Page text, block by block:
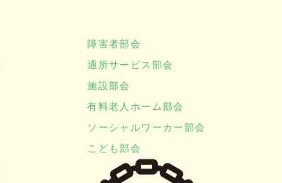
障害者部会
通所サービス部会
施設部会
有料老人ホーム部会
ソーシャルワーカー部会
こども部会